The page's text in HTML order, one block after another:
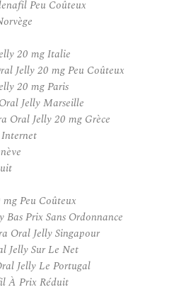
Peu Coûteux
20 mg Italie
Jelly 20 mg Peu Coûteux
20 mg Paris
Jelly Marseille
Oral Jelly 20 mg Grèce
Peu Coûteux
Prix Sans Ordonnance
Oral Jelly Singapour
Jelly Sur Le Net
Jelly Le Portugal
À Prix Réduit